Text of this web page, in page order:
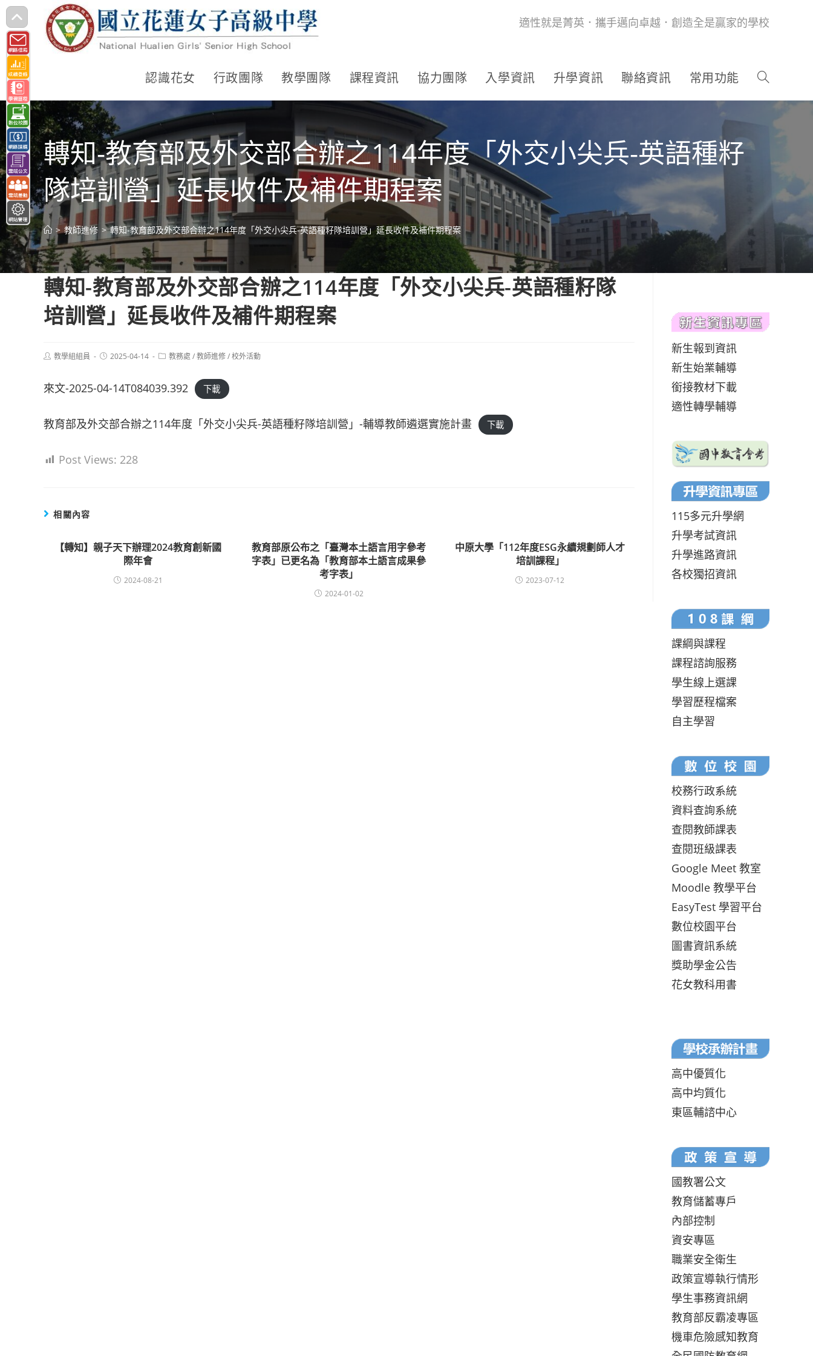
跳
轉
至
主
要
內
容
適性就是菁英．攜手邁向卓越．創造全是贏家的學校
認識花女 行政團隊 教學團隊 課程資訊 協力團隊 入學資訊 升學資訊 聯絡資訊 常用功能
轉知-教育部及外交部合辦之114年度「外交小尖兵-英語種籽
隊培訓營」延長收件及補件期程案
> 教師進修 > 轉知-教育部及外交部合辦之114年度「外交小尖兵-英語種籽隊培訓營」延長收件及補件期程案
轉知-教育部及外交部合辦之114年度「外交小尖兵-英語種籽隊
培訓營」延長收件及補件期程案
Post教學組組員
Post2025-04-14
Post教務處 /教師進修/校外活動
來文-2025-04-14T084039.392 下載
教育部及外交部合辦之114年度「外交小尖兵-英語種籽隊培訓營」-輔導教師遴選實施計畫 下載
Post Views: 228
相關內容
【轉知】親子天下辦理2024教育創新國
際年會
2024-08-21
教育部原公布之「臺灣本土語言用字參考
字表」已更名為「教育部本土語言成果參
考字表」
2024-01-02
中原大學「112年度ESG永續規劃師人才
培訓課程」
2023-07-12
新生報到資訊
新生始業輔導
銜接教材下載
適性轉學輔導
115多元升學網
升學考試資訊
升學進路資訊
各校獨招資訊
課綱與課程
課程諮詢服務
學生線上選課
學習歷程檔案
自主學習
校務行政系統
資料查詢系統
查閱教師課表
查閱班級課表
Google Meet 教室
Moodle 教學平台
EasyTest 學習平台
數位校園平台
圖書資訊系統
獎助學金公告
花女教科用書
高中優質化
高中均質化
東區輔諮中心
國教署公文
教育儲蓄專戶
內部控制
資安專區
職業安全衛生
政策宣導執行情形
學生事務資訊網
教育部反霸凌專區
機車危險感知教育